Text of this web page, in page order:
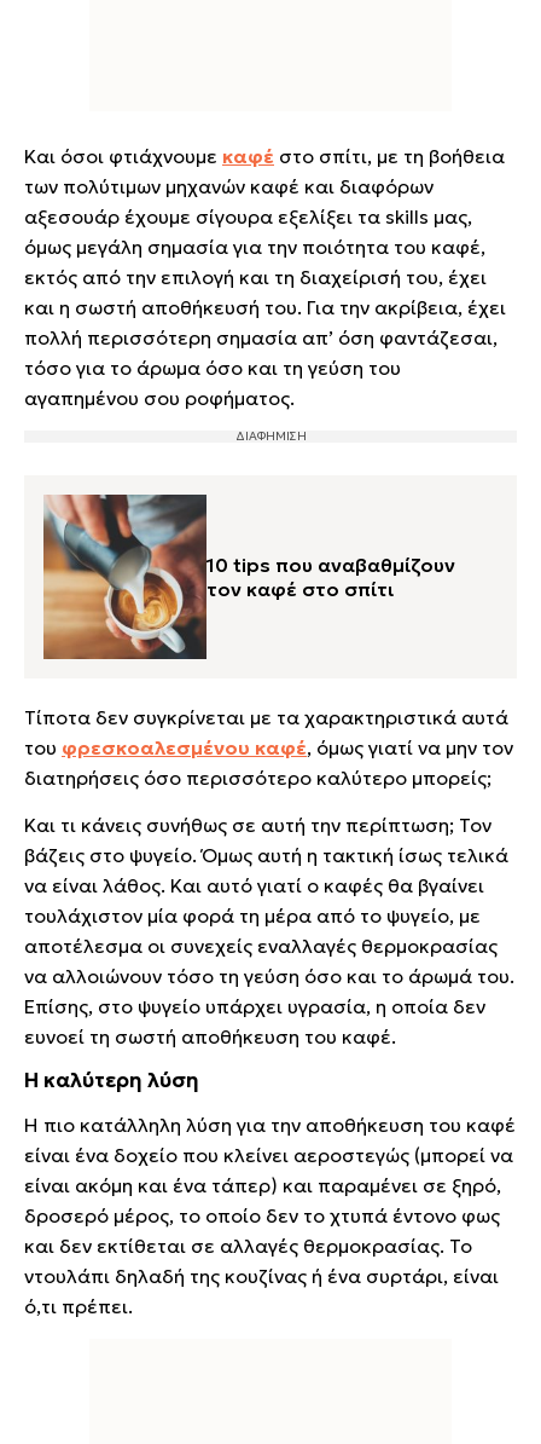
Και όσοι φτιάχνουμε καφέ στο σπίτι, με τη βοήθεια
των πολύτιμων μηχανών καφέ και διαφόρων
αξεσουάρ έχουμε σίγουρα εξελίξει τα skills μας,
όμως μεγάλη σημασία για την ποιότητα του καφέ,
εκτός από την επιλογή και τη διαχείρισή του, έχει
και η σωστή αποθήκευσή του. Για την ακρίβεια, έχει
πολλή περισσότερη σημασία απ’ όση φαντάζεσαι,
τόσο για το άρωμα όσο και τη γεύση του
αγαπημένου σου ροφήματος.
10 tips που αναβαθμίζουν
τον καφέ στο σπίτι
Τίποτα δεν συγκρίνεται με τα χαρακτηριστικά αυτά
του φρεσκοαλεσμένου καφέ, όμως γιατί να μην τον
διατηρήσεις όσο περισσότερο καλύτερο μπορείς;
Και τι κάνεις συνήθως σε αυτή την περίπτωση; Τον
βάζεις στο ψυγείο. Όμως αυτή η τακτική ίσως τελικά
να είναι λάθος. Και αυτό γιατί ο καφές θα βγαίνει
τουλάχιστον μία φορά τη μέρα από το ψυγείο, με
αποτέλεσμα οι συνεχείς εναλλαγές θερμοκρασίας
να αλλοιώνουν τόσο τη γεύση όσο και το άρωμά του.
Επίσης, στο ψυγείο υπάρχει υγρασία, η οποία δεν
ευνοεί τη σωστή αποθήκευση του καφέ.
Η καλύτερη λύση
H πιο κατάλληλη λύση για την αποθήκευση του καφέ
είναι ένα δοχείο που κλείνει αεροστεγώς (μπορεί να
είναι ακόμη και ένα τάπερ) και παραμένει σε ξηρό,
δροσερό μέρος, το οποίο δεν το χτυπά έντονο φως
και δεν εκτίθεται σε αλλαγές θερμοκρασίας. Το
ντουλάπι δηλαδή της κουζίνας ή ένα συρτάρι, είναι
ό,τι πρέπει.